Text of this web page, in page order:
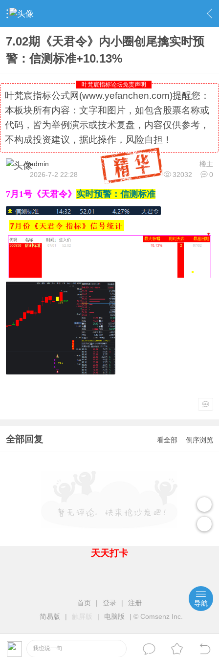
› 社区精选 › 专栏更新 › 内容
7.02期《天君令》内小圈创尾擒实时预
警：信测标准+10.13%
叶梵宸指标论坛免责声明
叶梵宸指标公式网(www.yefanchen.com)提醒您：
本板块所有内容：文字和图片，如包含股票名称或
代码，皆为举例演示或技术复盘，内容仅供参考，
不构成投资建议，据此操作，风险自担！
楼主
admin
32032
0
2026-7-2 22:28
7月1号《天君令》 实时预警：信测标准
全部回复 看全部 倒序浏览
我也说一句
天天打卡
首页 | 登录 |
注册
简易版
| 触屏版 | 电脑版 | © Comsenz Inc.
导航